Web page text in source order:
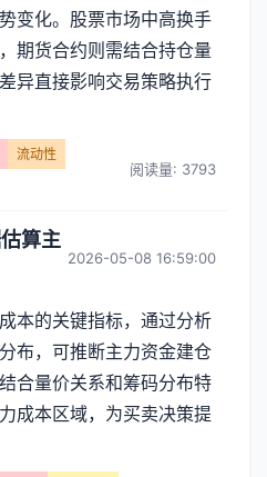
变化。股票市场中高换手
期货合约则需结合持仓量
异直接影响交易策略执行
流动性
阅读量: 3793
算主
2026-05-08 16:59:00
本的关键指标，通过分析
布，可推断主力资金建仓
合量价关系和筹码分布特
成本区域，为买卖决策提